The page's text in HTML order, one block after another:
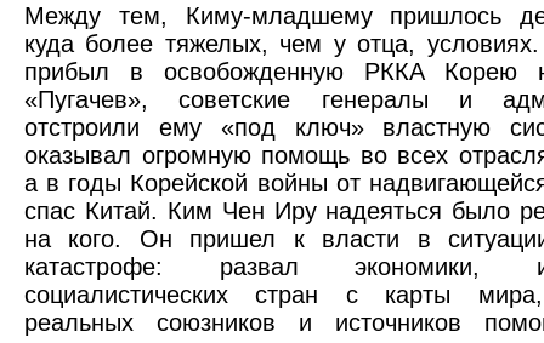
Между тем, Киму-младшему пришлось
куда более тяжелых, чем у отца,
прибыл в освобожденную РККА Корею
«Пугачев», советские генералы и
отстроили ему «под ключ» властную
оказывал огромную помощь во всех
а в годы Корейской войны от
спас Китай. Ким Чен Иру надеяться было
на кого. Он пришел к власти в
катастрофе: развал экономики,
социалистических стран с карты мира,
реальных союзников и источников